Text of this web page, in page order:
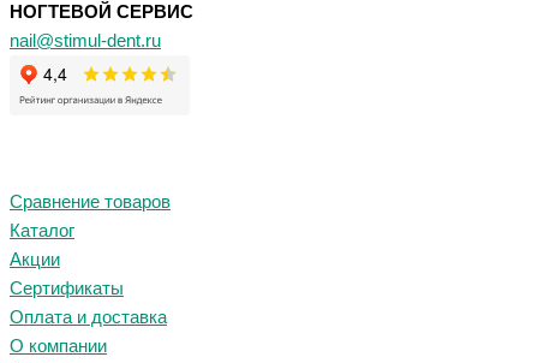
НОГТЕВОЙ СЕРВИС
nail@stimul-dent.ru
Сравнение товаров
Каталог
Акции
Сертификаты
Оплата и доставка
О компании